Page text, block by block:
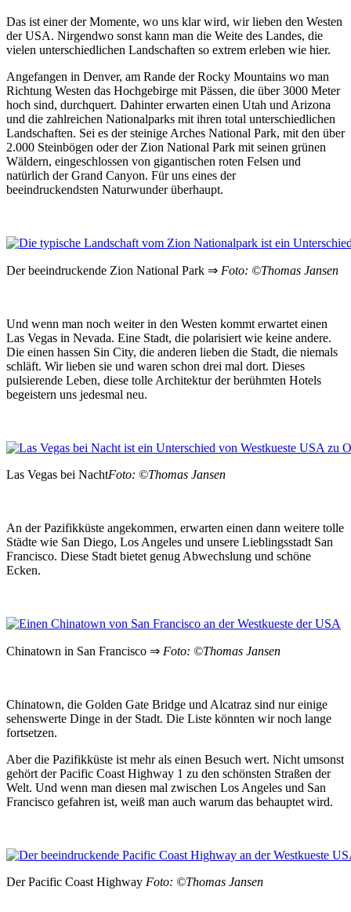
Das ist einer der Momente, wo uns klar wird, wir lieben den Westen
der USA. Nirgendwo sonst kann man die Weite des Landes, die
vielen unterschiedlichen Landschaften so extrem erleben wie hier.
Angefangen in Denver, am Rande der Rocky Mountains wo man
Richtung Westen das Hochgebirge mit Pässen, die über 3000 Meter
hoch sind, durchquert. Dahinter erwarten einen Utah und Arizona
und die zahlreichen Nationalparks mit ihren total unterschiedlichen
Landschaften. Sei es der steinige Arches National Park, mit den über
2.000 Steinbögen oder der Zion National Park mit seinen grünen
Wäldern, eingeschlossen von gigantischen roten Felsen und
natürlich der Grand Canyon. Für uns eines der
beeindruckendsten Naturwunder überhaupt.
Der beeindruckende Zion National Park ⇒ Foto: ©Thomas Jansen
Und wenn man noch weiter in den Westen kommt erwartet einen
Las Vegas in Nevada. Eine Stadt, die polarisiert wie keine andere.
Die einen hassen Sin City, die anderen lieben die Stadt, die niemals
schläft. Wir lieben sie und waren schon drei mal dort. Dieses
pulsierende Leben, diese tolle Architektur der berühmten Hotels
begeistern uns jedesmal neu.
Las Vegas bei NachtFoto: ©Thomas Jansen
An der Pazifikküste angekommen, erwarten einen dann weitere tolle
Städte wie San Diego, Los Angeles und unsere Lieblingsstadt San
Francisco. Diese Stadt bietet genug Abwechslung und schöne
Ecken.
Chinatown in San Francisco ⇒ Foto: ©Thomas Jansen
Chinatown, die Golden Gate Bridge und Alcatraz sind nur einige
sehenswerte Dinge in der Stadt. Die Liste könnten wir noch lange
fortsetzen.
Aber die Pazifikküste ist mehr als einen Besuch wert. Nicht umsonst
gehört der Pacific Coast Highway 1 zu den schönsten Straßen der
Welt. Und wenn man diesen mal zwischen Los Angeles und San
Francisco gefahren ist, weiß man auch warum das behauptet wird.
Der Pacific Coast Highway Foto: ©Thomas Jansen